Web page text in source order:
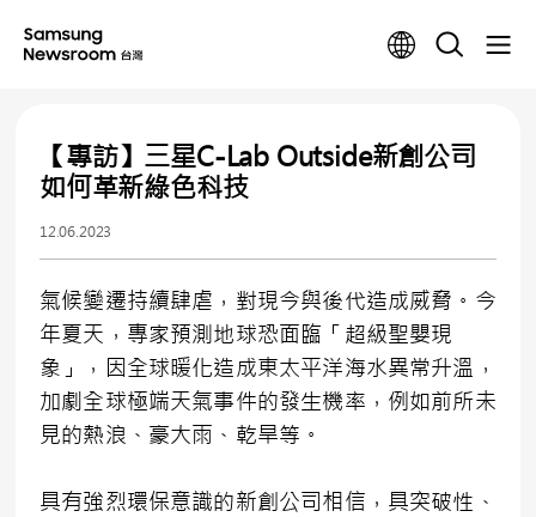
【專訪】三星C-Lab Outside新創公司
如何革新綠色科技
12.06.2023
氣候變遷持續肆虐，對現今與後代造成威脅。今
年夏天，專家預測地球恐面臨「超級聖嬰現
象」，因全球暖化造成東太平洋海水異常升溫，
加劇全球極端天氣事件的發生機率，例如前所未
見的熱浪、豪大雨、乾旱等。
具有強烈環保意識的新創公司相信，具突破性、